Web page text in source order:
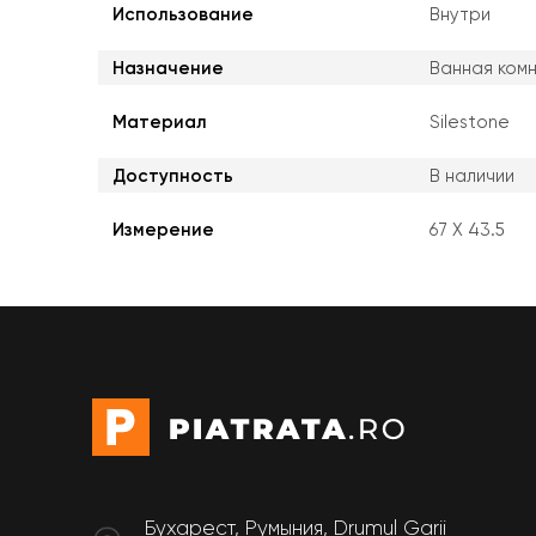
Использование Внутри
Назначение Ванная
Материал Silestone
Доступность В наличии
Измерение 67 X 43.5
Бухарест, Румыния, Drumul Garii